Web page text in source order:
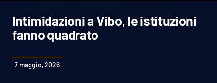
Italia Mondo
Sport
Intimidazioni a Vibo, le istituzioni
fanno quadrato
7 maggio, 2026